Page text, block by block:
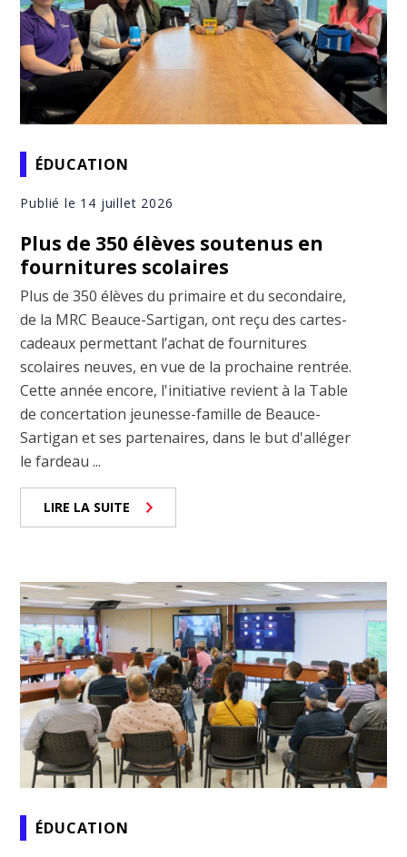
ÉDUCATION
Publié le 14 juillet 2026
Plus de 350 élèves soutenus en
fournitures scolaires
Plus de 350 élèves du primaire et du secondaire,
de la MRC Beauce-Sartigan, ont reçu des cartes-
cadeaux permettant l’achat de fournitures
scolaires neuves, en vue de la prochaine rentrée.
Cette année encore, l'initiative revient à la Table
de concertation jeunesse-famille de Beauce-
Sartigan et ses partenaires, dans le but d'alléger
le fardeau ...
LIRE LA SUITE
ÉDUCATION